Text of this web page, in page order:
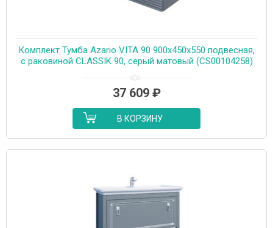
Комплект Тумба Azario VITA 90 900х450х550 подвесная,
с раковиной CLASSIK 90, серый матовый (CS00104258)
37 609 ₽
В КОРЗИНУ